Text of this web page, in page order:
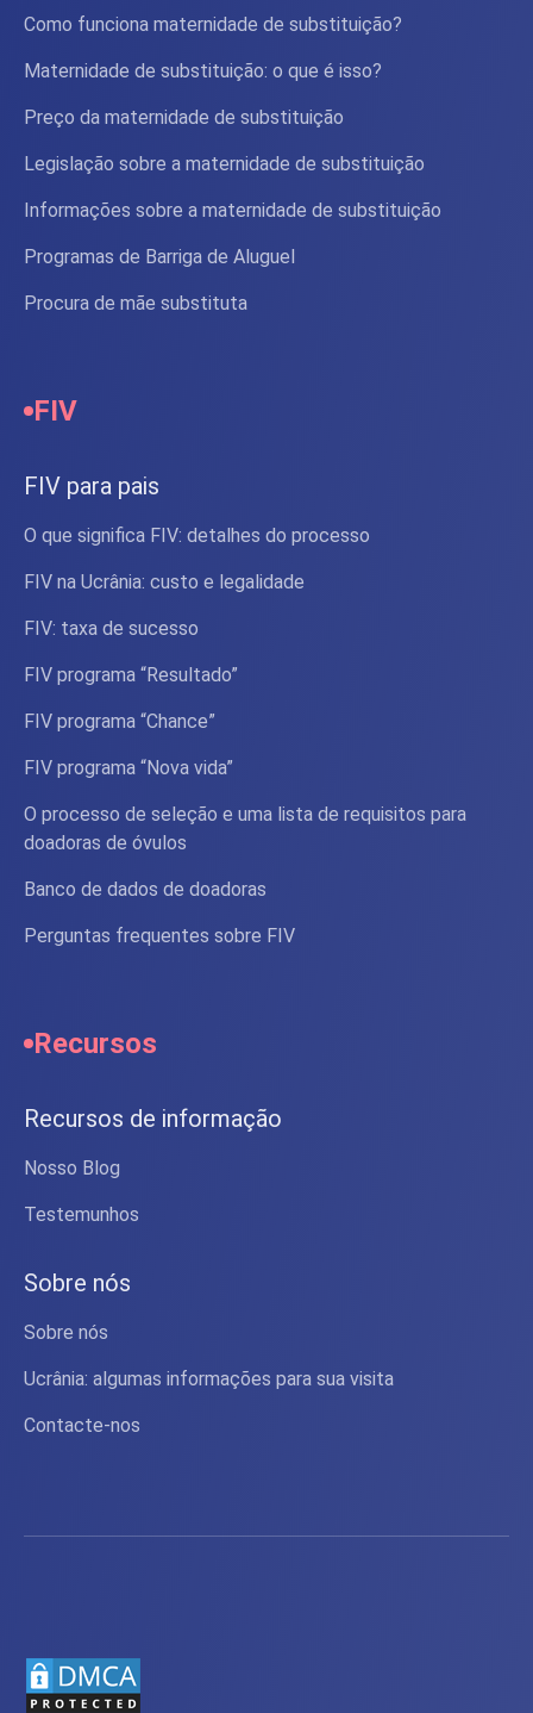
Como funciona maternidade de substituição?
Maternidade de substituição: o que é isso?
Preço da maternidade de substituição
Legislação sobre a maternidade de substituição
Informações sobre a maternidade de substituição
Programas de Barriga de Aluguel
Procura de mãe substituta
FIV
FIV para pais
O que significa FIV: detalhes do processo
FIV na Ucrânia: custo e legalidade
FIV: taxa de sucesso
FIV programa “Resultado”
FIV programa “Chance”
FIV programa “Nova vida”
O processo de seleção e uma lista de requisitos para
doadoras de óvulos
Banco de dados de doadoras
Perguntas frequentes sobre FIV
Recursos
Recursos de informação
Nosso Blog
Testemunhos
Sobre nós
Sobre nós
Ucrânia: algumas informações para sua visita
Contacte-nos